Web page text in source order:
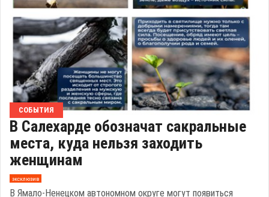
СОБЫТИЯ
В Салехарде обозначат сакральные
места, куда нельзя заходить
женщинам
эксклюзив
В Ямало-Ненецком автономном округе могут появиться